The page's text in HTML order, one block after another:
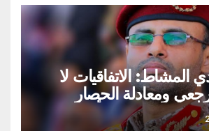
المشاط: الاتفاقيات لا
ومعادلة الحصار
حتى تحقق أهدافها